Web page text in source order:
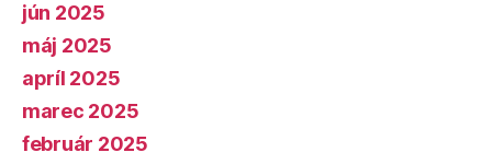
jún 2025
máj 2025
apríl 2025
marec 2025
február 2025